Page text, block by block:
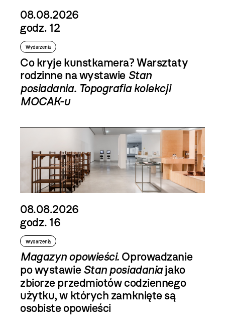
08.08.2026
godz. 12
Wydarzenia
Co kryje kunstkamera? Warsztaty
rodzinne na wystawie Stan
posiadania. Topografia kolekcji
MOCAK-u
08.08.2026
godz. 16
Wydarzenia
Magazyn opowieści. Oprowadzanie
po wystawie Stan posiadaniajako
zbiorze przedmiotów codziennego
użytku, w których zamknięte są
osobiste opowieści